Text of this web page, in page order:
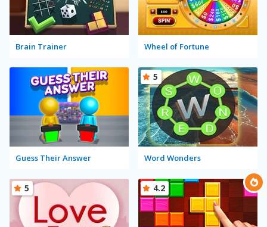
Brain Trainer Wheel of Fortune
Guess Their Answer Word Wonders
5
5 4.2